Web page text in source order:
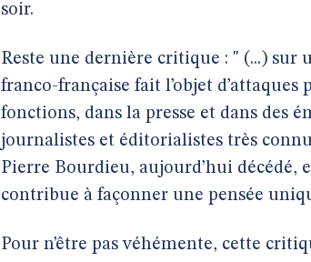
soir.
Reste une dernière critique : " (...)
franco-française fait l’objet
fonctions, dans la presse et dans des
journalistes et éditorialistes très
Pierre Bourdieu, aujourd’hui décédé,
contribue à façonner une pensée
Pour n’être pas véhémente, cette